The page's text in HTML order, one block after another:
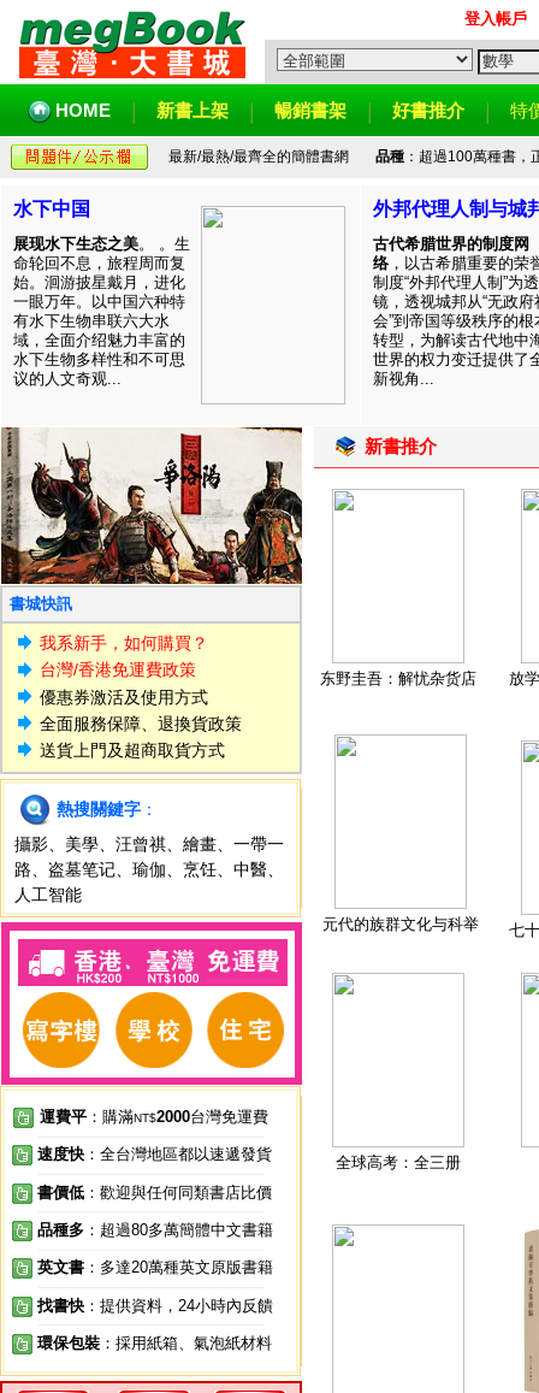
登入帳戶
HOME 新書上架 暢銷書架 好書推介 特
最新/最熱/最齊全的簡體書網 品種：超過100萬種書，
水下中国
展现水下生态之美。 。生
命轮回不息，旅程周而复
始。洄游披星戴月，进化
一眼万年。以中国六种特
有水下生物串联六大水
域，全面介绍魅力丰富的
水下生物多样性和不可思
议的人文奇观...
外邦代理人制与城
古代希腊世界的制度网
络 ，以古希腊重要的荣
制度“外邦代理人制”为透
镜，透视城邦从“无政府
会”到帝国等级秩序的根
转型，为解读古代地中
世界的权力变迁提供了
新视角...
書城快訊
我系新手，如何購買？
台灣/香港免運費政策
優惠券激活及使用方式
全面服務保障、退換貨政策
送貨上門及超商取貨方式
熱搜關鍵字 ：
攝影
美學 汪曾祺 繪畫
一帶一
路
盗墓笔记 瑜伽 烹饪 中醫
人工智能
運費平 ：購滿NT$2000台灣免運費
速度快 ：全台灣地區都以速遞發貨
書價低 ：歡迎與任何同類書店比價
品種多 ：超過80多萬簡體中文書籍
英文書 ：多達20萬種英文原版書籍
找書快 ：提供資料，24小時內反饋
環保包裝 ：採用紙箱、氣泡紙材料
新書推介
东野圭吾：解忧杂货店 放
元代的族群文化与科举 七
全球高考：全三册